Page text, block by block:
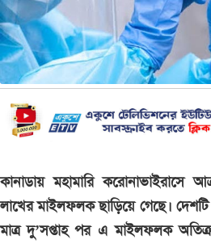
কানাডায় মহামারি করোনাভাইরাসে
লাখের মাইলফলক ছাড়িয়ে গেছে।
মাত্র দু’সপ্তাহ পর এ মাইলফলক